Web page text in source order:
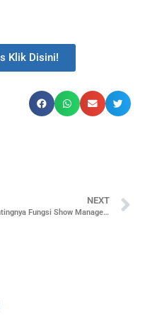
Klik Disini!
NEXT
Pentingnya Fungsi Show Management dalam Kesuksesan Acara